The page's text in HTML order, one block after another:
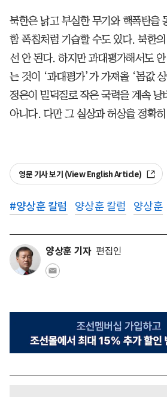
북한은 낡고 부실한 무기와 핵폭탄을
함 폭침처럼 기습할 수도 있다. 북한
선 안 된다. 하지만 과대평가해서도
는 것이 ‘과대평가’가 가져올 ‘몸값
정은이 밀덕질로 작은 국력을 계속 낭
아니다. 다만 그 실상과 허상을 정확
영문 기사 보기 (View English Article)
#양상훈 칼럼 양상훈 칼럼 양상훈
양상훈 기자 편집인